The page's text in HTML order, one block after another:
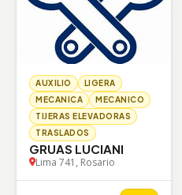
AUXILIO
LIGERA
MECANICA
MECANICO
TIJERAS ELEVADORAS
TRASLADOS
GRUAS LUCIANI
Lima 741, Rosario